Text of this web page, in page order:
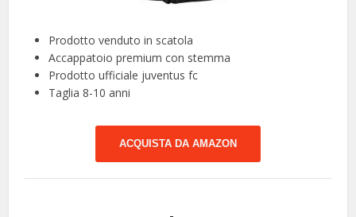
Prodotto venduto in scatola
Accappatoio premium con stemma
Prodotto ufficiale juventus fc
Taglia 8-10 anni
ACQUISTA DA AMAZON